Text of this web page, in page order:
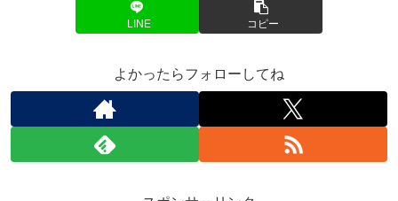
LINE コピー
よかったらフォローしてね